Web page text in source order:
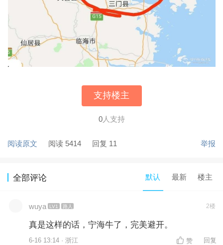
支持楼主
0人支持
阅读原文 阅读 5414 回复 11 举报
全部评论 默认 最新 楼主
wuya LV1 路人 2楼
真是这样的话，宁海牛了，完美避开。
6-16 13:14 · 浙江 赞 回复